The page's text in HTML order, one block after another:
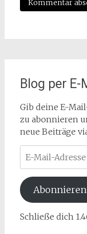
Blog per
Gib deine E-
zu abonnieren
neue Beiträge
Mail-
Adresse
Abonnieren
Schließe dich